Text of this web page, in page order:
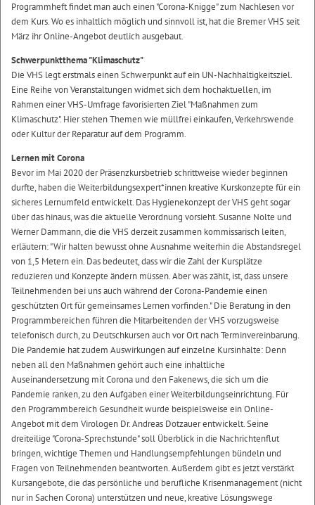
Programmheft findet man auch einen "Corona-Knigge" zum Nachlesen vor
dem Kurs. Wo es inhaltlich möglich und sinnvoll ist, hat die Bremer VHS seit
März ihr Online-Angebot deutlich ausgebaut.
Schwerpunktthema "Klimaschutz"
Die VHS legt erstmals einen Schwerpunkt auf ein UN-Nachhaltigkeitsziel.
Eine Reihe von Veranstaltungen widmet sich dem hochaktuellen, im
Rahmen einer VHS-Umfrage favorisierten Ziel "Maßnahmen zum
Klimaschutz". Hier stehen Themen wie müllfrei einkaufen, Verkehrswende
oder Kultur der Reparatur auf dem Programm.
Lernen mit Corona
Bevor im Mai 2020 der Präsenzkursbetrieb schrittweise wieder beginnen
durfte, haben die Weiterbildungsexpert*innen kreative Kurskonzepte für ein
sicheres Lernumfeld entwickelt. Das Hygienekonzept der VHS geht sogar
über das hinaus, was die aktuelle Verordnung vorsieht. Susanne Nolte und
Werner Dammann, die die VHS derzeit zusammen kommissarisch leiten,
erläutern: "Wir halten bewusst ohne Ausnahme weiterhin die Abstandsregel
von 1,5 Metern ein. Das bedeutet, dass wir die Zahl der Kursplätze
reduzieren und Konzepte ändern müssen. Aber was zählt, ist, dass unsere
Teilnehmenden bei uns auch während der Corona-Pandemie einen
geschützten Ort für gemeinsames Lernen vorfinden." Die Beratung in den
Programmbereichen führen die Mitarbeitenden der VHS vorzugsweise
telefonisch durch, zu Deutschkursen auch vor Ort nach Terminvereinbarung.
Die Pandemie hat zudem Auswirkungen auf einzelne Kursinhalte: Denn
neben all den Maßnahmen gehört auch eine inhaltliche
Auseinandersetzung mit Corona und den Fakenews, die sich um die
Pandemie ranken, zu den Aufgaben einer Weiterbildungseinrichtung. Für
den Programmbereich Gesundheit wurde beispielsweise ein Online-
Angebot mit dem Virologen Dr. Andreas Dotzauer entwickelt. Seine
dreiteilige "Corona-Sprechstunde" soll Überblick in die Nachrichtenflut
bringen, wichtige Themen und Handlungsempfehlungen bündeln und
Fragen von Teilnehmenden beantworten. Außerdem gibt es jetzt verstärkt
Kursangebote, die das persönliche und berufliche Krisenmanagement (nicht
nur in Sachen Corona) unterstützen und neue, kreative Lösungswege